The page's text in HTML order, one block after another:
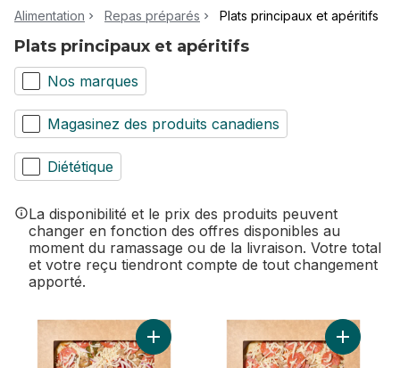
Alimentation Repas préparés Plats principaux et apéritifs
Plats principaux et apéritifs
Nos marques
Magasinez des produits canadiens
Diététique
La disponibilité et le prix des produits peuvent
changer en fonction des offres disponibles au
moment du ramassage ou de la livraison. Votre total
et votre reçu tiendront compte de tout changement
apporté.
Ajouter Pizza Deluxe au panier Ajouter